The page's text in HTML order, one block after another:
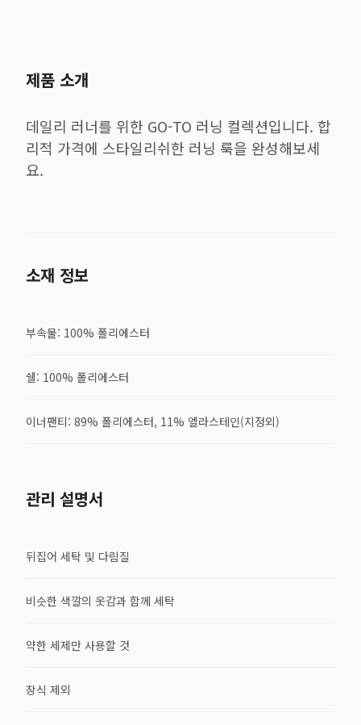
제품 소개
데일리 러너를 위한 GO-TO 러닝 컬렉션입니다. 합
리적 가격에 스타일리쉬한 러닝 룩을 완성해보세
요.
소재 정보
부속물: 100% 폴리에스터
쉘: 100% 폴리에스터
이너팬티: 89% 폴리에스터, 11% 엘라스테인(지정외)
관리 설명서
뒤집어 세탁 및 다림질
비슷한 색깔의 옷감과 함께 세탁
약한 세제만 사용할 것
장식 제외